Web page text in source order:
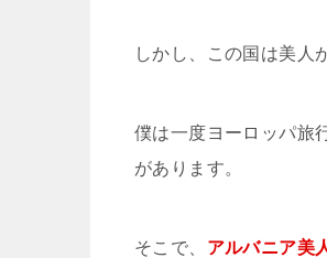
しかし、この国は美人
僕は一度ヨーロッパ旅
があります。
そこで、 アルバニア美